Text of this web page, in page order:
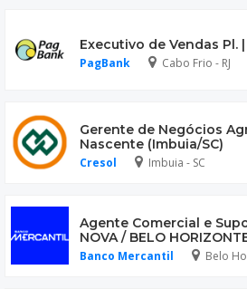
Executivo de Vendas Pl.
PagBank Cabo Frio - RJ
Gerente de Negócios
Nascente (Imbuia/SC)
Cresol Imbuia - SC
Agente Comercial e
NOVA / BELO
Banco Mercantil Belo